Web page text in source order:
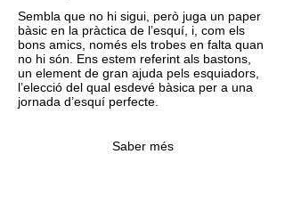
Sembla que no hi sigui, però juga un paper
bàsic en la pràctica de l’esquí, i, com els
bons amics, només els trobes en falta quan
no hi són. Ens estem referint als bastons,
un element de gran ajuda pels esquiadors,
l’elecció del qual esdevé bàsica per a una
jornada d’esquí perfecte.
Saber més